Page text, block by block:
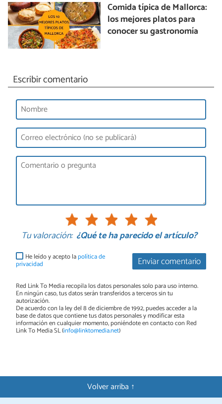
Comida típica de Mallorca:
los mejores platos para
conocer su gastronomía
Escribir comentario
Tu valoración: ¿Qué te ha parecido el artículo?
Enviar comentario
He leído y acepto lapolítica de
privacidad
Red Link To Media recopila los datos personales solo para uso interno.
En ningún caso, tus datos serán transferidos a terceros sin tu
autorización.
De acuerdo con la ley del 8 de diciembre de 1992, puedes acceder a la
base de datos que contiene tus datos personales y modificar esta
información en cualquier momento, poniéndote en contacto con Red
Link To Media SL (info@linktomedia.net)
Volver arriba ↑